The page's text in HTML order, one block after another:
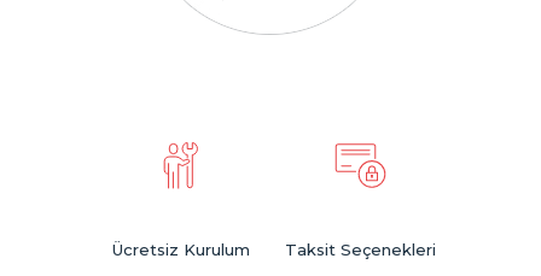
Ücretsiz Kurulum Taksit Seçenekleri